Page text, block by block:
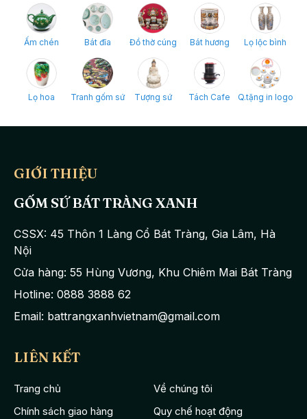
Ấm chén Bát đĩa Đồ thờ cúng Bát hương Lọ lộc bình
Lọ hoa Tranh gốm sứ Tượng sứ Tách Cafe Q.tặng in logo
GIỚI THIỆU
GỐM SỨ BÁT TRÀNG XANH
CSSX: 45 Thôn 1 Làng Cổ Bát Tràng, Gia Lâm, Hà
Nội
Cửa hàng: 55 Hùng Vương, Khu Chiêm Mai Bát Tràng
Hotline: 0888 3888 62
Email: battrangxanhvietnam@gmail.com
LIÊN KẾT
Trang chủ
Về chúng tôi
Chính sách giao hàng
Quy chế hoạt động